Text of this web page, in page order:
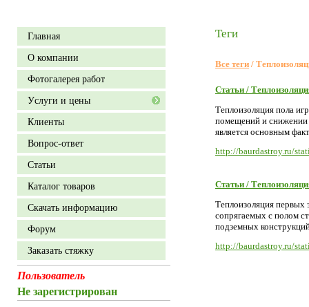
Главная
О компании
Фотогалерея работ
Уcлуги и цены
Клиенты
Вопрос-ответ
Статьи
Каталог товаров
Скачать информацию
Форум
Заказать стяжку
Пользователь
Не зарегистрирован
Теги
Все теги /
Статьи /
Теплоизоляция пола
помещений и снижении
является основным
http://baurdastroy.ru/
Статьи /
Теплоизоляция первых
сопрягаемых с полом
подземных
http://baurdastroy.ru/